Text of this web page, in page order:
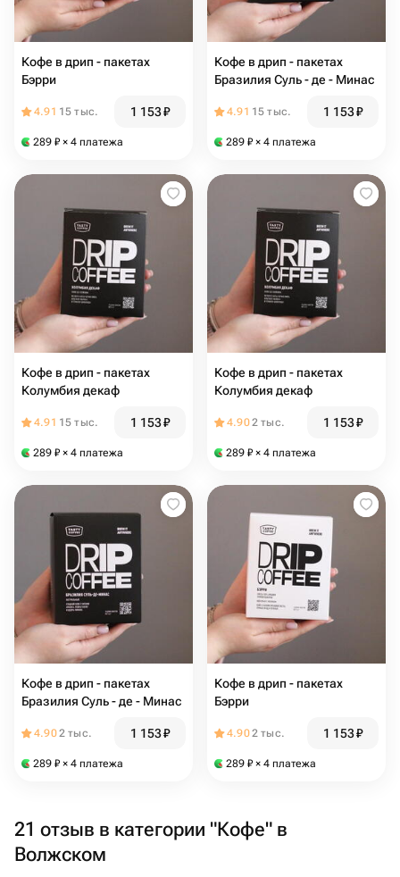
Кофе в дрип - пакетах
Бэрри
4.91 15 тыс. 1 153₽
289 ₽ × 4 платежа
Кофе в дрип - пакетах
Бразилия Суль - де - Минас
4.91 15 тыс. 1 153₽
289 ₽ × 4 платежа
Кофе в дрип - пакетах
Колумбия декаф
4.91 15 тыс. 1 153₽
289 ₽ × 4 платежа
Кофе в дрип - пакетах
Колумбия декаф
4.902 тыс. 1 153₽
289 ₽ × 4 платежа
Кофе в дрип - пакетах
Бразилия Суль - де - Минас
4.902 тыс. 1 153₽
289 ₽ × 4 платежа
Кофе в дрип - пакетах
Бэрри
4.902 тыс. 1 153₽
289 ₽ × 4 платежа
21 отзыв в категории "Кофе" в
Волжском